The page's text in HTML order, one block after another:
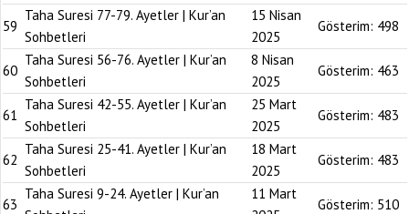
59
Taha Suresi 77-79. Ayetler | Kur’an
Sohbetleri
15 Nisan
2025
Gösterim: 498
60
Taha Suresi 56-76. Ayetler | Kur’an
Sohbetleri
8 Nisan
2025
Gösterim: 463
61
Taha Suresi 42-55. Ayetler | Kur’an
Sohbetleri
25 Mart
2025
Gösterim: 483
62
Taha Suresi 25-41. Ayetler | Kur’an
Sohbetleri
18 Mart
2025
Gösterim: 483
63
Taha Suresi 9-24. Ayetler | Kur’an
11 Mart
Gösterim: 510